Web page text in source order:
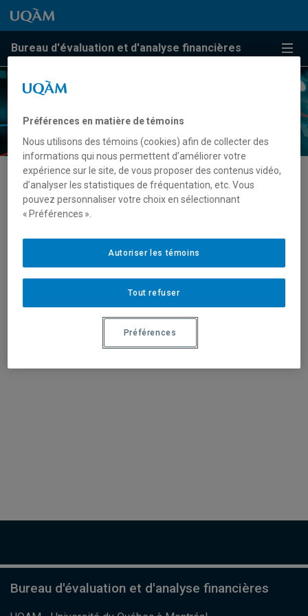
Passer au contenu
Accéder au menu principal
Accéder à la recherche
Passer au contenu
Accéder au menu principal
Bureau d'évaluation et d'analyse financières
Menu
Activités
Bureau d'évaluation et d'analyse financières
Préférences en matière de témoins
Nous utilisons des témoins (cookies) afin de collecter des
informations qui nous permettent d’améliorer votre
expérience sur le site, de vous proposer des contenus vidéo,
d’analyser les statistiques de fréquentation, etc. Vous
pouvez personnaliser votre choix en sélectionnant
« Préférences ».
Tout refuser
Autoriser les témoins
Préférences